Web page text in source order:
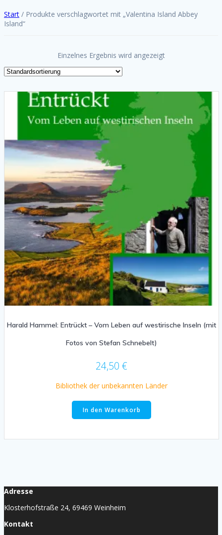
Start / Produkte verschlagwortet mit „Valentina Island Abbey
Island“
Einzelnes Ergebnis wird angezeigt
Harald Hammel: Entrückt – Vom Leben auf westirische Inseln (mit
Fotos von Stefan Schnebelt)
24,50 €
Bibliothek der unbekannten Länder
In den Warenkorb
Adresse
Klosterhofstraße 24, 69469 Weinheim
Kontakt